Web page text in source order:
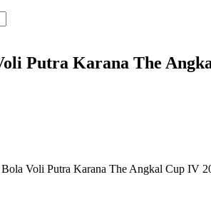
Putra Karana The
Voli Putra Karana The Angkal Cup IV